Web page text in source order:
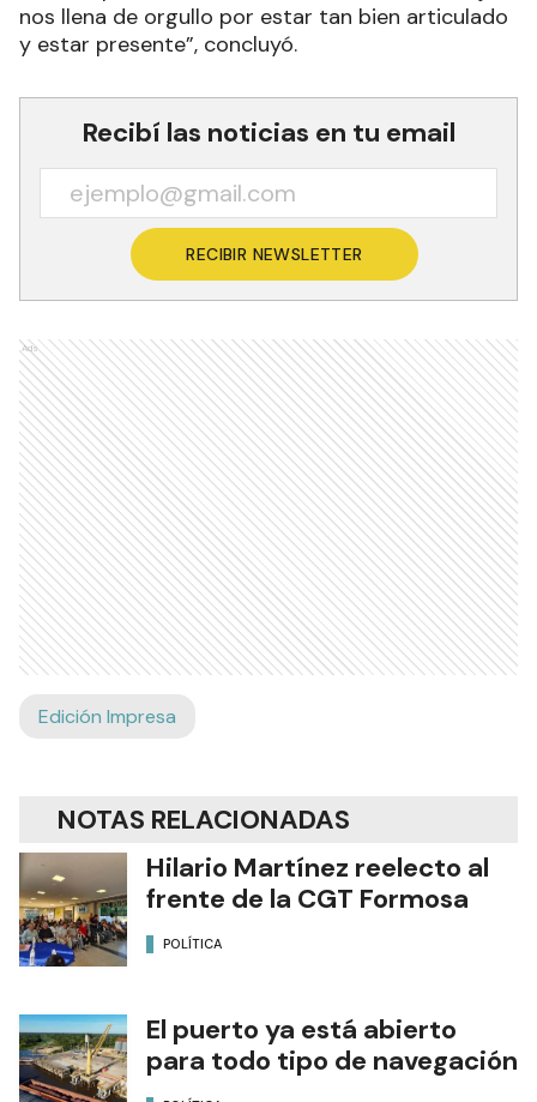
nos llena de orgullo por estar tan bien articulado
y estar presente”, concluyó.
Recibí las noticias en tu email
RECIBIR NEWSLETTER
Ads
Edición Impresa
NOTAS RELACIONADAS
Hilario Martínez reelecto al
frente de la CGT Formosa
POLÍTICA
El puerto ya está abierto
para todo tipo de navegación